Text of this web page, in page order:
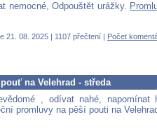
nemocné, Odpouštět urážky.
21. 08. 2025 | 1107 přečtení | Počet
na Velehrad - středa
, odívat nahé,
promluvy na pěší pouti na